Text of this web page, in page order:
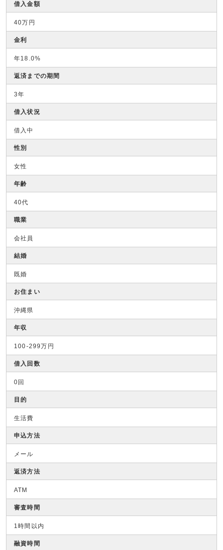
借入金額
40万円
金利
年18.0%
返済までの期間
3年
借入状況
借入中
性別
女性
年齢
40代
職業
会社員
結婚
既婚
お住まい
沖縄県
年収
100-299万円
借入回数
0回
目的
生活費
申込方法
メール
返済方法
ATM
審査時間
1時間以内
融資時間